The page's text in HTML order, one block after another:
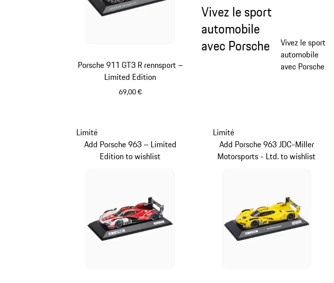
Porsche 911 GT3 R rennsport –
Limited Edition
69,00 €
Vivez le sport
automobile
avec Porsche
Vivez le sport
automobile
avec Porsche
Limité
Add Porsche 963 – Limited
Edition to wishlist
Limité
Add Porsche 963 JDC-Miller
Motorsports - Ltd. to wishlist